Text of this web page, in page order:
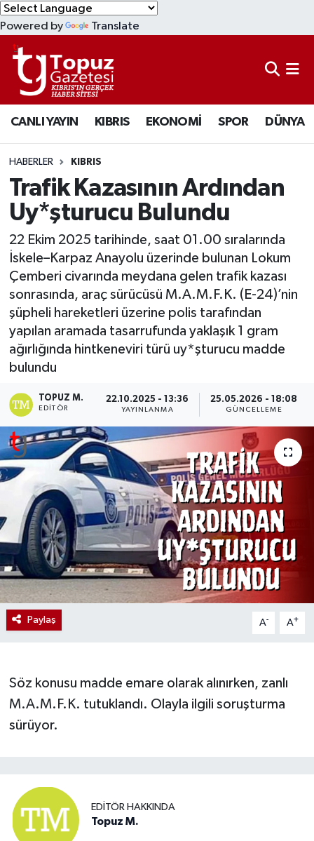
Powered by Translate
CANLI YAYIN KIBRIS EKONOMİ SPOR DÜNYA
HABERLER KIBRIS
Trafik Kazasının Ardından
Uy*şturucu Bulundu
22 Ekim 2025 tarihinde, saat 01.00 sıralarında
İskele–Karpaz Anayolu üzerinde bulunan Lokum
Çemberi civarında meydana gelen trafik kazası
sonrasında, araç sürücüsü M.A.M.F.K. (E-24)’nin
şüpheli hareketleri üzerine polis tarafından
yapılan aramada tasarrufunda yaklaşık 1 gram
ağırlığında hintkeneviri türü uy*şturucu madde
bulundu
TOPUZ M.
EDITÖR
22.10.2025 - 13:36
YAYINLANMA
25.05.2026 - 18:08
GÜNCELLEME
Paylaş A- A+
Söz konusu madde emare olarak alınırken, zanlı
M.A.M.F.K. tutuklandı. Olayla ilgili soruşturma
sürüyor.
EDITÖR HAKKINDA
Topuz M.
KIBRIS
DÜNYA
EKONOMİ
MAGAZİN
SAĞLIK
SPOR
TEKNOLOJİ
TÜRKİYE
Lefkoşa Nöbetçi Eczaneler
Lefkoşa Hava Durumu
Lefkoşa Trafik Yoğunluk Haritası
Süper Lig Puan Durumu ve Fikstür
Tüm Manşetler
Son Dakika Haberleri
Haber Arşivi